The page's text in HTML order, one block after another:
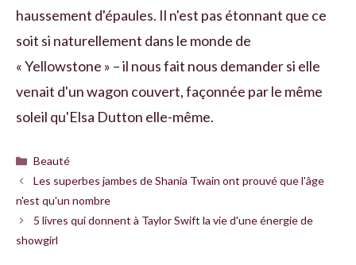
haussement d'épaules. Il n'est pas étonnant que ce
soit si naturellement dans le monde de
« Yellowstone » – il nous fait nous demander si elle
venait d'un wagon couvert, façonnée par le même
soleil qu'Elsa Dutton elle-même.
Catégories
Beauté
Les superbes jambes de Shania Twain ont prouvé que l'âge
n'est qu'un nombre
5 livres qui donnent à Taylor Swift la vie d'une énergie de
showgirl